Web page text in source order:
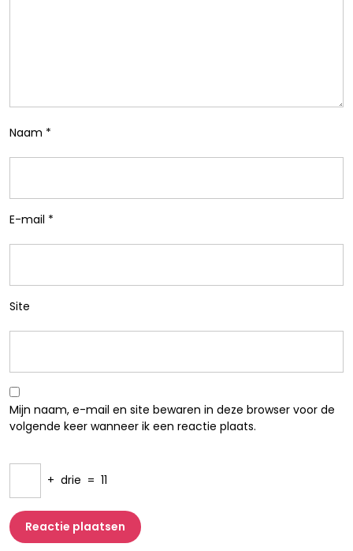
Naam *
E-mail *
Site
Mijn naam, e-mail en site bewaren in deze browser voor de
volgende keer wanneer ik een reactie plaats.
+ drie = 11